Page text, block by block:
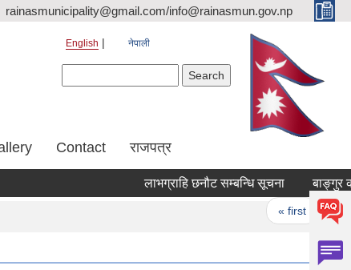
rainasmunicipality@gmail.com/info@rainasmun.gov.np
English नेपाली
Contact राजपत्र
लाभग्राहि छनौट सम्बन्धि सूचना बाङ्गुर
« first ‹